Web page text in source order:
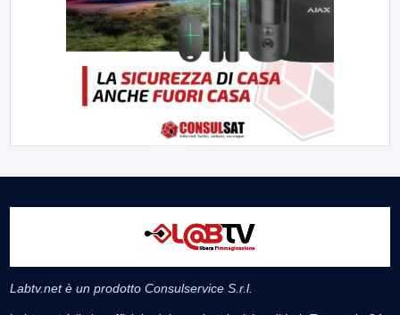
Labtv.net è un prodotto Consulservice S.r.l.